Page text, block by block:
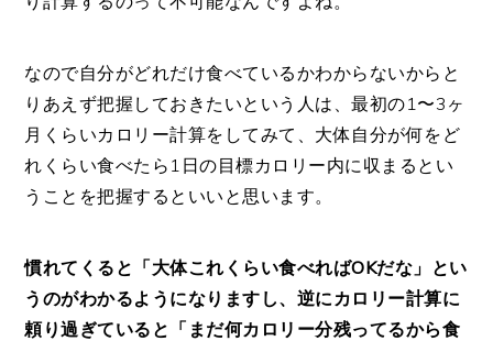
なので自分がどれだけ食べているかわからないからと
りあえず把握しておきたいという人は、最初の1〜3ヶ
月くらいカロリー計算をしてみて、大体自分が何をど
れくらい食べたら1日の目標カロリー内に収まるとい
うことを把握するといいと思います。
慣れてくると「大体これくらい食べればOKだな」とい
うのがわかるようになりますし、逆にカロリー計算に
頼り過ぎていると「まだ何カロリー分残ってるから食